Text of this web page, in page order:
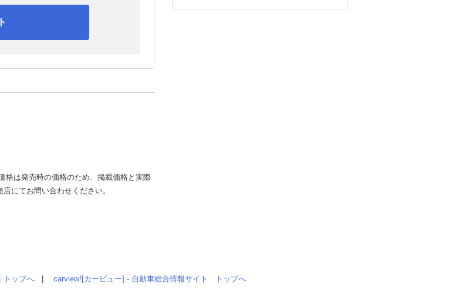
格は発売時の価格のため、掲載価格と実際
にてお問い合わせください。
トップへ carview![カービュー] - 自動車総合情報サイト トップへ